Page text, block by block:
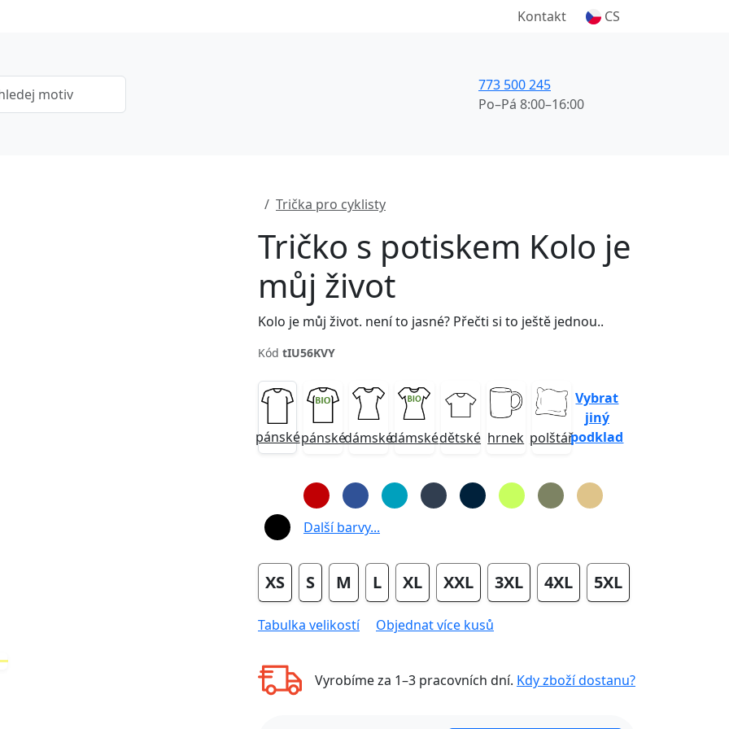
Kontakt CS
773 500 245
Po–Pá 8:00–16:00
Trička pro cyklisty
Tričko s potiskem Kolo je
můj život
Kolo je můj život. není to jasné? Přečti si to ještě jednou..
Kód tIU56KVY
pánsképánskédámskédámskédětské hrnek polštář
Vybrat
jiný
podklad
Další barvy...
XS S M L XL XXL 3XL 4XL 5XL
Tabulka velikostí Objednat více kusů
Vyrobíme za 1–3 pracovních dní. Kdy zboží dostanu?